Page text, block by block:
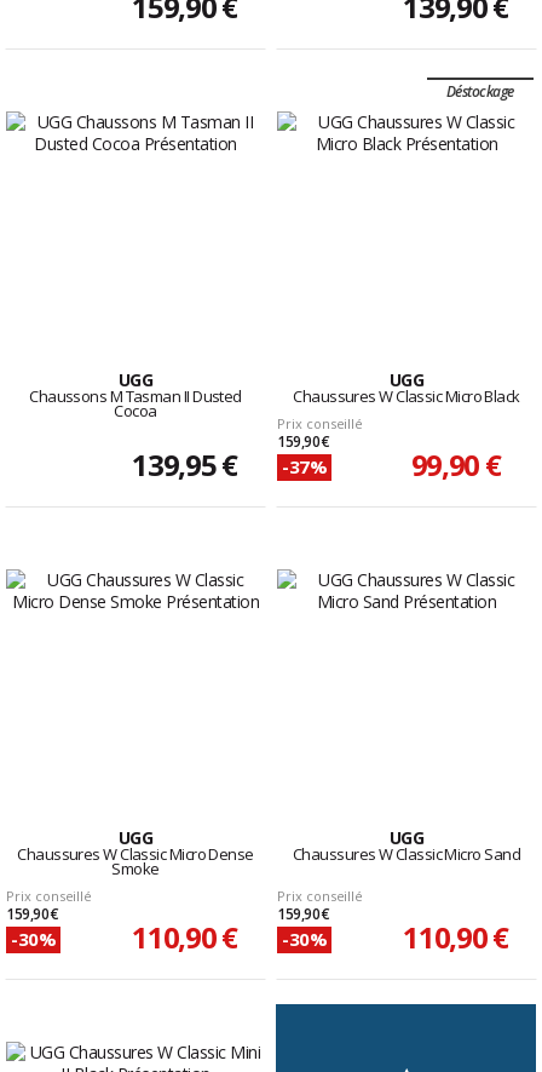
UGG
Chaussons M Tasman II Dusted
Cocoa
139,95 €
Déstockage
UGG
Chaussures W Classic Micro Black
Prix conseillé
159,90 €
-37% 99,90 €
UGG
Chaussures W Classic Micro Dense
Smoke
Prix conseillé
159,90 €
-30% 110,90 €
UGG
Chaussures W Classic Micro Sand
Prix conseillé
159,90 €
-30% 110,90 €